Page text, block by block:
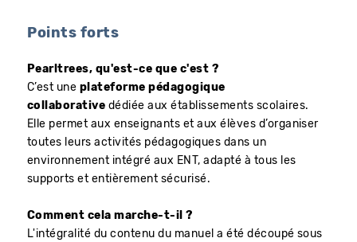
Points forts
Pearltrees, qu'est-ce que c'est ?
C’est une plateforme pédagogique
collaborative dédiée aux établissements scolaires.
Elle permet aux enseignants et aux élèves d’organiser
toutes leurs activités pédagogiques dans un
environnement intégré aux ENT, adapté à tous les
supports et entièrement sécurisé.
Comment cela marche-t-il ?
L'intégralité du contenu du manuel a été découpé sous